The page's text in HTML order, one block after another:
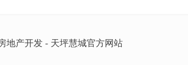
地产开发 - 天坪慧城官方网站